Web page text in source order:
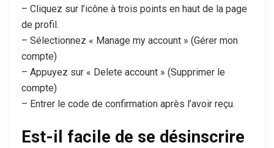
– Cliquez sur l’icône à trois points en haut de la page
de profil.
– Sélectionnez « Manage my account » (Gérer mon
compte)
– Appuyez sur « Delete account » (Supprimer le
compte)
– Entrer le code de confirmation après l’avoir reçu.
Est-il facile de se désinscrire